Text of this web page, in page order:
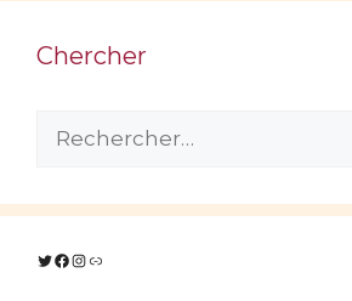
Chercher
Rechercher :
Twitter
Facebook
Instagram
Lien